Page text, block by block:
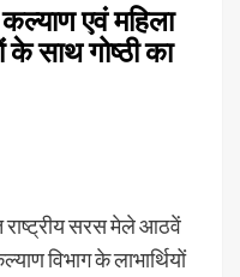
एवं महिला
के साथ गोष्ठी का
राष्ट्रीय सरस मेले आठवें
विभाग के लाभार्थियों